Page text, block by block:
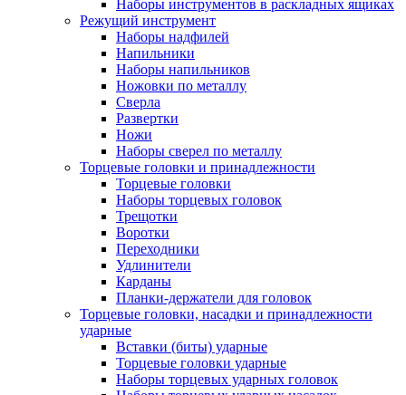
Наборы инструментов в раскладных ящиках
Режущий инструмент
Наборы надфилей
Напильники
Наборы напильников
Ножовки по металлу
Сверла
Развертки
Ножи
Наборы сверел по металлу
Торцевые головки и принадлежности
Торцевые головки
Наборы торцевых головок
Трещотки
Воротки
Переходники
Удлинители
Карданы
Планки-держатели для головок
Торцевые головки, насадки и принадлежности
ударные
Вставки (биты) ударные
Торцевые головки ударные
Наборы торцевых ударных головок